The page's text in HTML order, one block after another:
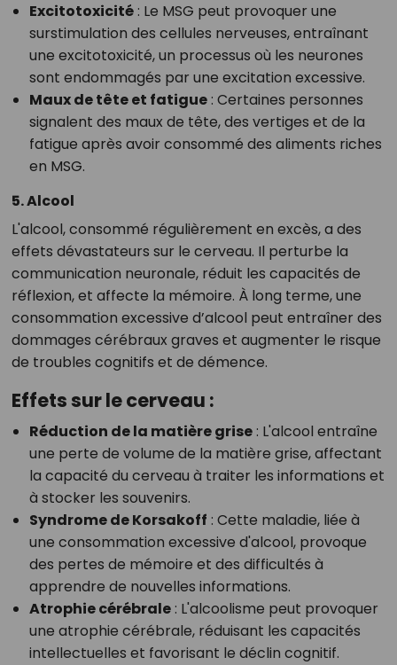
Excitotoxicité: Le MSG peut provoquer une
surstimulation des cellules nerveuses, entraînant
une excitotoxicité, un processus où les neurones
sont endommagés par une excitation excessive.
Maux de tête et fatigue: Certaines personnes
signalent des maux de tête, des vertiges et de la
fatigue après avoir consommé des aliments riches
en MSG.
5. Alcool
L'alcool, consommé régulièrement en excès, a des
effets dévastateurs sur le cerveau. Il perturbe la
communication neuronale, réduit les capacités de
réflexion, et affecte la mémoire. À long terme, une
consommation excessive d’alcool peut entraîner des
dommages cérébraux graves et augmenter le risque
de troubles cognitifs et de démence.
Effets sur le cerveau :
Réduction de la matière grise: L'alcool entraîne
une perte de volume de la matière grise, affectant
la capacité du cerveau à traiter les informations et
à stocker les souvenirs.
Syndrome de Korsakoff : Cette maladie, liée à
une consommation excessive d'alcool, provoque
des pertes de mémoire et des difficultés à
apprendre de nouvelles informations.
Atrophie cérébrale: L'alcoolisme peut provoquer
une atrophie cérébrale, réduisant les capacités
intellectuelles et favorisant le déclin cognitif.